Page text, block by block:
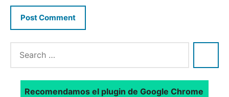
Recomendamos el plugin de Google Chrome